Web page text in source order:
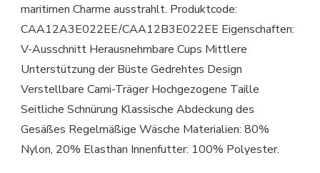
maritimen Charme ausstrahlt. Produktcode:
CAA12A3E022EE/CAA12B3E022EE Eigenschaften:
V-Ausschnitt Herausnehmbare Cups Mittlere
Unterstützung der Büste Gedrehtes Design
Verstellbare Cami-Träger Hochgezogene Taille
Seitliche Schnürung Klassische Abdeckung des
Gesäßes Regelmäßige Wäsche Materialien: 80%
Nylon, 20% Elasthan Innenfutter: 100% Polyester.